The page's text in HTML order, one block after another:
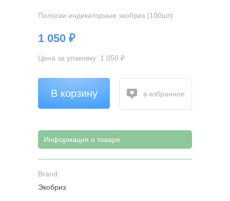
Полоски индикаторные экобриз (100шт)
1 050 ₽
Цена за упаковку: 1 050 ₽
В корзину в избранное
Информация о товаре
Brand:
Экобриз